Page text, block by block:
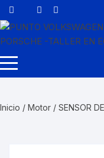
Saltar
al
Inicio / Motor / SENSOR